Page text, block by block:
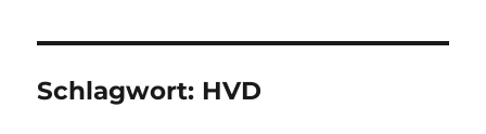
Schlagwort: HVD